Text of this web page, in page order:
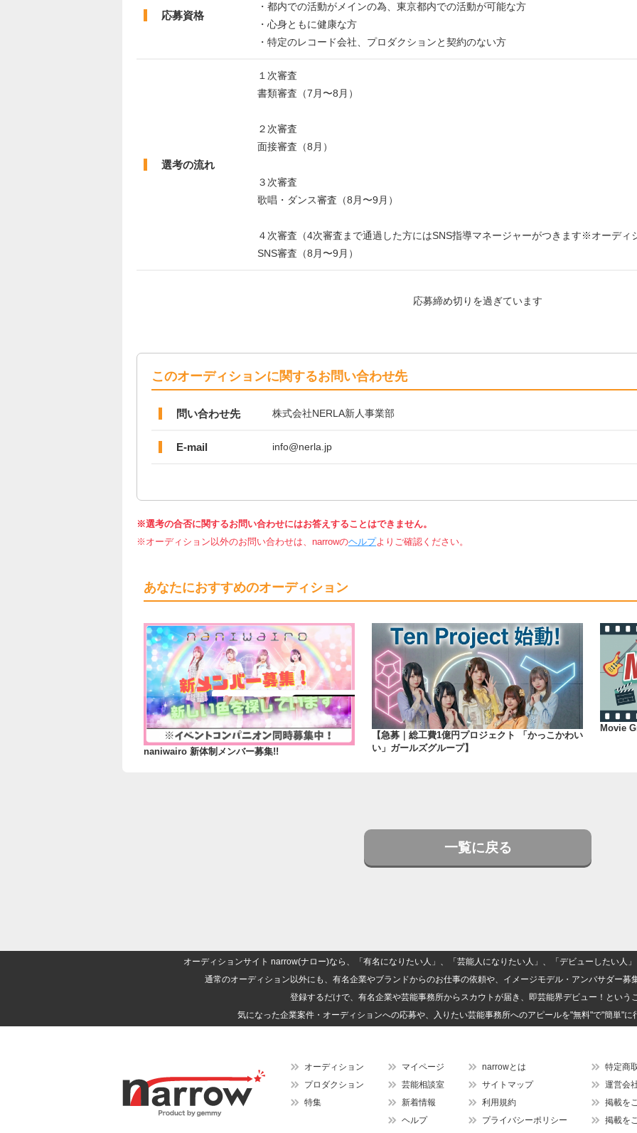
応募資格
・都内での活動がメインの為、東京都内での活動が可能な方
・心身ともに健康な方
・特定のレコード会社、プロダクションと契約のない方
選考の流れ
１次審査
書類審査（7月〜8月）
２次審査
面接審査（8月）
３次審査
歌唱・ダンス審査（8月〜9月）
４次審査（4次審査まで通過した方にはSNS指導マネージャーがつきます※オーディ
SNS審査（8月〜9月）
応募締め切りを過ぎています
このオーディションに関するお問い合わせ先
問い合わせ先 株式会社NERLA新人事業部
E-mail info@nerla.jp
※選考の合否に関するお問い合わせにはお答えすることはできません。
※オーディション以外のお問い合わせは、narrowのヘルプよりご確認ください。
あなたにおすすめのオーディション
naniwairo 新体制メンバー募集!!
【急募｜総工費1億円プロジェクト 「かっこかわい
い」ガールズグループ】
Movie
一覧に戻る
オーディションサイト narrow(ナロー)なら、「有名になりたい人」、「芸能人になりたい人」、「デビューしたい人
通常のオーディション以外にも、有名企業やブランドからのお仕事の依頼や、イメージモデル・アンバサダー募
登録するだけで、有名企業や芸能事務所からスカウトが届き、即芸能界デビュー！という
気になった企業案件・オーディションへの応募や、入りたい芸能事務所へのアピールを"無料"で"簡単"に
オーディション
プロダクション
特集
マイページ
芸能相談室
新着情報
ヘルプ
narrowとは
サイトマップ
利用規約
プライバシーポリシー
特定商
運営会
掲載を
掲載を